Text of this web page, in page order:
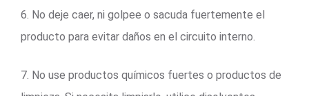
6. No deje caer, ni golpee o sacuda fuertemente el
producto para evitar daños en el circuito interno.
7. No use productos químicos fuertes o productos de